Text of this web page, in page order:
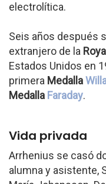
electrolítica.
Seis años después
extranjero de la
Estados Unidos en
primera Medalla
Medalla Faraday.
Vida privada
Arrhenius se casó
alumna y asistente,